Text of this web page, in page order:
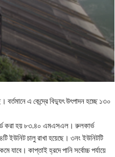
বর্তমানে এ কেন্দ্রে বিদ্যুৎ উৎপাদন হচ্ছে ১৩০
করা হয় ৮৩.৪০ এমএসএল। রুলকার্ভ
ইউনিট চালু রাখা হয়েছে। ৩নং ইউনিটটি
যাবে। কাপ্তাই হ্রদে পানি সর্বোচ্চ পর্যায়ে